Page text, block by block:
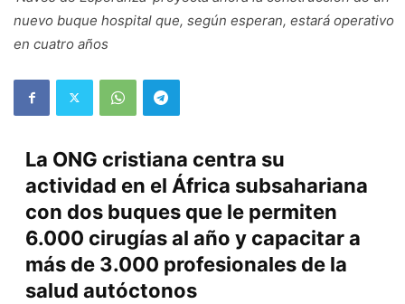
nuevo buque hospital que, según esperan, estará operativo
en cuatro años
La ONG cristiana centra su
actividad en el África subsahariana
con dos buques que le permiten
6.000 cirugías al año y capacitar a
más de 3.000 profesionales de la
salud autóctonos